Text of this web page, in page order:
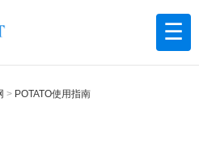
☰
POTATO使用指南